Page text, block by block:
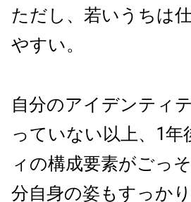
ただし、若いうちは
やすい。
自分のアイデンティ
っていない以上、1
ィの構成要素がごっ
分自身の姿もすっか